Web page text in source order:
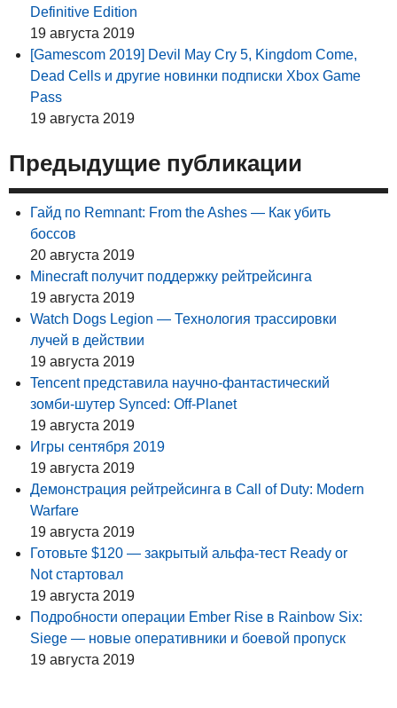
Definitive Edition
19 августа 2019
[Gamescom 2019] Devil May Cry 5, Kingdom Come,
Dead Cells и другие новинки подписки Xbox Game
Pass
19 августа 2019
Предыдущие публикации
Гайд по Remnant: From the Ashes — Как убить
боссов
20 августа 2019
Minecraft получит поддержку рейтрейсинга
19 августа 2019
Watch Dogs Legion — Технология трассировки
лучей в действии
19 августа 2019
Tencent представила научно-фантастический
зомби-шутер Synced: Off-Planet
19 августа 2019
Игры сентября 2019
19 августа 2019
Демонстрация рейтрейсинга в Call of Duty: Modern
Warfare
19 августа 2019
Готовьте $120 — закрытый альфа-тест Ready or
Not стартовал
19 августа 2019
Подробности операции Ember Rise в Rainbow Six:
Siege — новые оперативники и боевой пропуск
19 августа 2019